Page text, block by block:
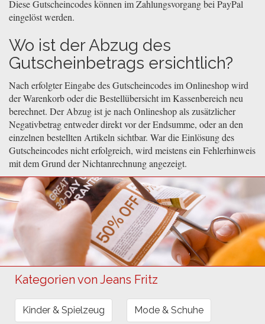
Diese Gutscheincodes können im Zahlungsvorgang bei PayPal
eingelöst werden.
Wo ist der Abzug des
Gutscheinbetrags ersichtlich?
Nach erfolgter Eingabe des Gutscheincodes im Onlineshop wird
der Warenkorb oder die Bestellübersicht im Kassenbereich neu
berechnet. Der Abzug ist je nach Onlineshop als zusätzlicher
Negativbetrag entweder direkt vor der Endsumme, oder an den
einzelnen bestellten Artikeln sichtbar. War die Einlösung des
Gutscheincodes nicht erfolgreich, wird meistens ein Fehlerhinweis
mit dem Grund der Nichtanrechnung angezeigt.
Kategorien von Jeans Fritz
Kinder & Spielzeug Mode & Schuhe